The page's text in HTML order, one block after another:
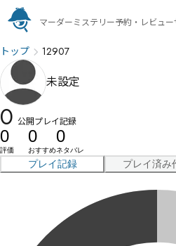
マーダーミステリー予約・レビュー
トップ 12907
未設定
0 公開プレイ記録
0
評価
0
おすすめ
0
ネタバレ
プレイ記録 プレイ済み